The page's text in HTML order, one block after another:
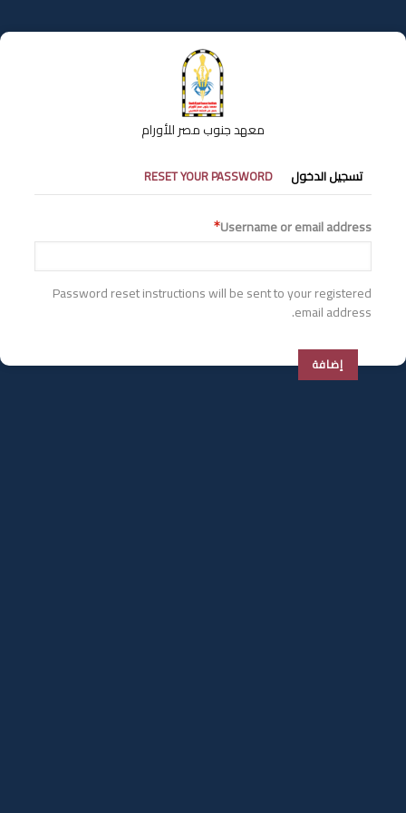
إلى
المحتوى
معهد جنوب مصر للأورام
التبويبات
الأساسية
تسجيل الدخول RESET YOUR PASSWORD
Username or email address
Password reset instructions will be sent to your registered
email address.